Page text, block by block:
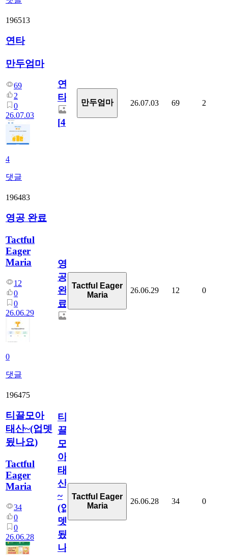
196513
연타
만두엄마
69
2
0
26.07.03
4
댓글
연
타
[4]
만두엄마 26.07.03 69 2
196483
영공 완료
Tactful
Eager
Maria
12
0
0
26.06.29
0
댓글
영
공
완
료
Tactful Eager
Maria
26.06.29 12 0
196475
티끌모아
태산~(업뎃
됬나요)
Tactful
Eager
Maria
34
0
0
26.06.28
티
끌
모
아
태
산
~
(업
뎃
됬
나
Tactful Eager
Maria
26.06.28 34 0